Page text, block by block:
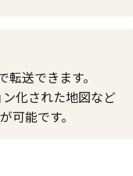
送できます。
化された地図など
可能です。